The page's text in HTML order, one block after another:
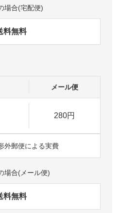
場合(宅配便)
料無料
メール便
280円
外郵便による実費
場合(メール便)
料無料